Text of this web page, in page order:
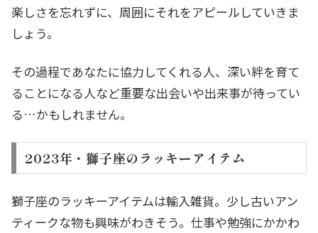
楽しさを忘れずに、周囲にそれをアピールしていきま
しょう。
その過程であなたに協力してくれる人、深い絆を育て
ることになる人など重要な出会いや出来事が待ってい
る…かもしれません。
2023年・獅子座のラッキーアイテム
獅子座のラッキーアイテムは輸入雑貨。少し古いアン
ティークな物も興味がわきそう。仕事や勉強にかかわ